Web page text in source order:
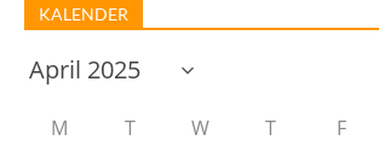
KALENDER
M T W T F